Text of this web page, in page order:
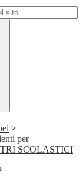
>
per
SCOLASTICI